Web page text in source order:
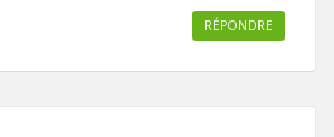
RÉPONDRE